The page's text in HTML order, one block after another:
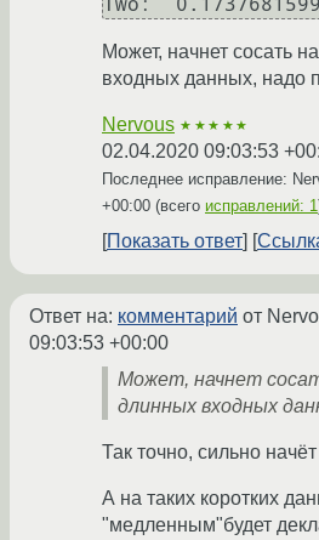
Может, начнет сосать
входных данных, надо
Nervous ★★★★★
02.04.2020 09:03:53
Последнее исправление:
+00:00 (всего исправлений: 1
Показать ответ
Ответ на: комментарий от
09:03:53 +00:00
Может, начнет
длинных входных
Так точно, сильно начёт
А на таких коротких
"медленным"будет